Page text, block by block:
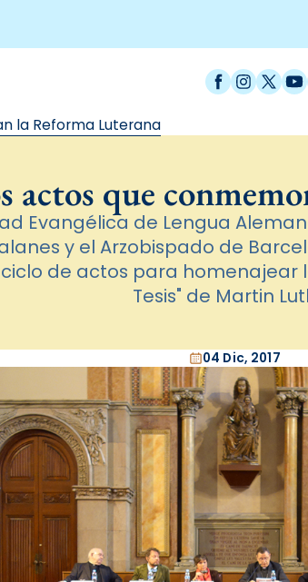
Facebook
X /
la Reforma Luterana
actos que
Evangélica de Lengua
y el Arzobispado de
ciclo de actos para
Tesis" de Martin
04 Dic, 2017